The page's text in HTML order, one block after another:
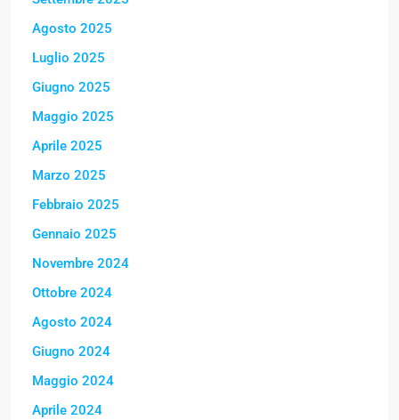
Agosto 2025
Luglio 2025
Giugno 2025
Maggio 2025
Aprile 2025
Marzo 2025
Febbraio 2025
Gennaio 2025
Novembre 2024
Ottobre 2024
Agosto 2024
Giugno 2024
Maggio 2024
Aprile 2024